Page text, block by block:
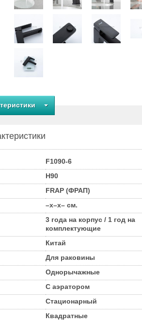
F1090-6
H90
FRAP (ФРАП)
–x–x– см.
3 года на корпус / 1 год на
комплектующие
Китай
Для раковины
Однорычажные
С аэратором
Стационарный
Квадратные